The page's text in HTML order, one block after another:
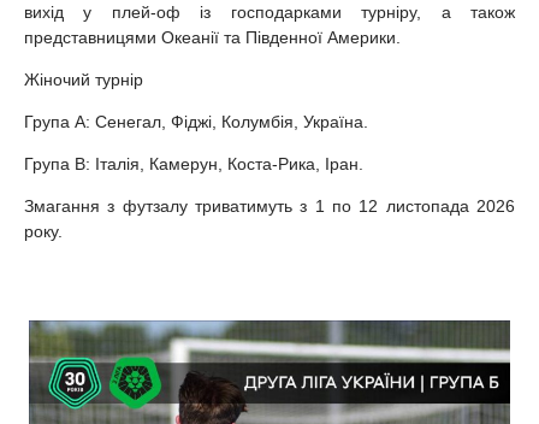
вихід у плей-оф із господарками турніру, а також
представницями Океанії та Південної Америки.
Жіночий турнір
Група А: Сенегал, Фіджі, Колумбія, Україна.
Група В: Італія, Камерун, Коста-Рика, Іран.
Змагання з футзалу триватимуть з 1 по 12 листопада 2026
року.